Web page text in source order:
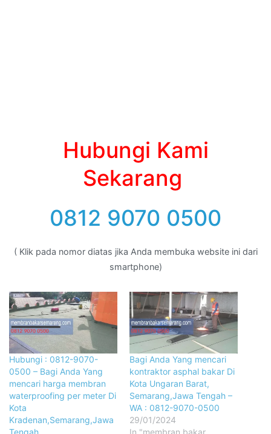
Hubungi Kami
Sekarang
0812 9070 0500
( Klik pada nomor diatas jika Anda membuka website ini dari
smartphone)
Hubungi : 0812-9070-
0500 – Bagi Anda Yang
mencari harga membran
waterproofing per meter Di
Kota
Kradenan,Semarang,Jawa
Tengah
Bagi Anda Yang mencari
kontraktor asphal bakar Di
Kota Ungaran Barat,
Semarang,Jawa Tengah –
WA : 0812-9070-0500
29/01/2024
In "membran bakar